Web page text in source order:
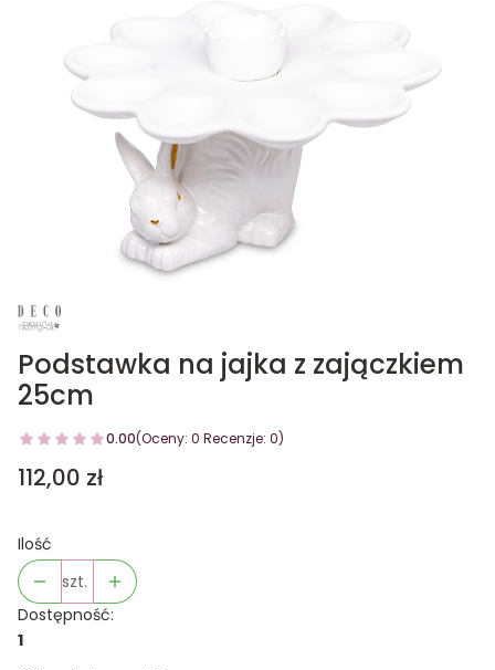
Podstawka na jajka z zajączkiem
25cm
0.00(Oceny: 0 Recenzje: 0)
Cena
112,00 zł
Ilość
szt.
Dostępność:
1